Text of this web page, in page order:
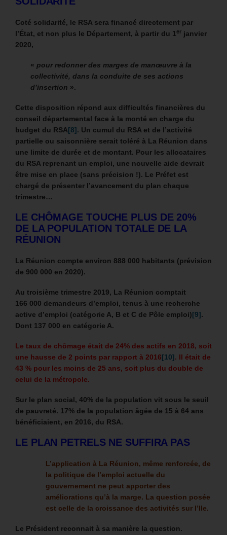
Coté solidarité, le RSA sera financé directement par
l’État, et non plus le Département, à partir du 1er janvier
2020,
« pour redonner des marges de manœuvre à la
collectivité, dans la conduite de ses actions
d’insertion ».
Cette disposition répond aux difficultés financières du
conseil départemental face à la monté en charge du
budget du RSA[8]. Un cumul du RSA et de l’activité
partielle ou saisonnière serait toléré à La Réunion dans
une limite de durée et de montant. Pour les allocataires
du RSA reprenant un emploi, une nouvelle aide devrait
être mise en place (sans précision !). Le Préfet est
chargé de présenter l’avancement du plan chaque
trimestre…
LE CHÔMAGE TOUCHE PLUS DE 20%
DE LA POPULATION TOTALE DE LA
RÉUNION
La Réunion compte environ 888 000 habitants (prévision
de 900 000 en 2020).
Au troisième trimestre 2019, La Réunion comptait
166 000 demandeurs d’emploi, tenus à une recherche
active d’emploi (catégorie A, B et C de Pôle emploi)[9].
Dont 137 000 en catégorie A.
Le taux de chômage était de 24% des actifs en 2018, soit
une hausse de 2 points par rapport à 2016[10]. Il était de
43 % pour les moins de 25 ans, soit plus du double de
celui de la métropole.
Sur le plan social, 40% de la population vit sous le seuil
de pauvreté. 17% de la population âgée de 15 à 64 ans
bénéficiaient, en 2016, du RSA.
LE PLAN PETRELS NE SUFFIRA PAS
L’application à La Réunion, même renforcée, de
la politique de l’emploi actuelle du
gouvernement ne peut apporter des
améliorations qu’à la marge. La question posée
est celle de la croissance des activités sur l’Ile.
Le Président reconnait à sa manière la question.